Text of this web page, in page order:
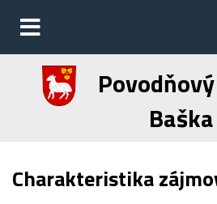
Baška
Charakteristika